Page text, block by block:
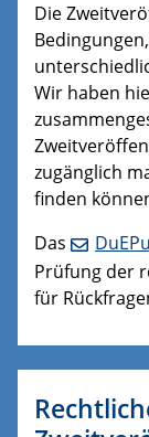
Die
Wir haben
zugänglich
finden
Das
Prüfung der
für